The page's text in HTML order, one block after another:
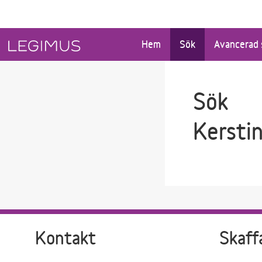
Hem Sök Avancerad
Sök
Kontakt